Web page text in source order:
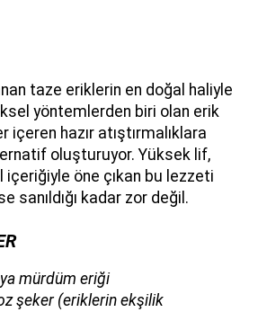
taze eriklerin en doğal haliyle
yöntemlerden biri olan erik
hazır atıştırmalıklara
oluşturuyor. Yüksek lif,
öne çıkan bu lezzeti
sanıldığı kadar zor değil.
mürdüm eriği
şeker (eriklerin ekşilik